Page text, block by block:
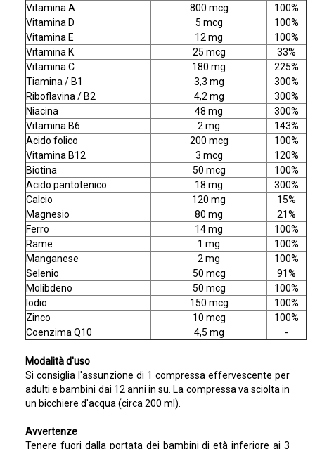
Vitamina A
800 mcg
100%
Vitamina D
5 mcg
100%
Vitamina E
12 mg
100%
Vitamina K
25 mcg
33%
Vitamina C
180 mg
225%
Tiamina / B1
3,3 mg
300%
Riboflavina / B2
4,2 mg
300%
Niacina
48 mg
300%
Vitamina B6
2 mg
143%
Acido folico
200 mcg
100%
Vitamina B12
3 mcg
120%
Biotina
50 mcg
100%
Acido pantotenico
18 mg
300%
Calcio
120 mg
15%
Magnesio
80 mg
21%
Ferro
14 mg
100%
Rame
1 mg
100%
Manganese
2 mg
100%
Selenio
50 mcg
91%
Molibdeno
50 mcg
100%
Iodio
150 mcg
100%
Zinco
10 mcg
100%
Coenzima Q10
4,5 mg -
Modalità d'uso
Si consiglia l'assunzione di 1 compressa effervescente per
adulti e bambini dai 12 anni in su. La compressa va sciolta in
un bicchiere d'acqua (circa 200 ml).
Avvertenze
Tenere fuori dalla portata dei bambini di età inferiore ai 3